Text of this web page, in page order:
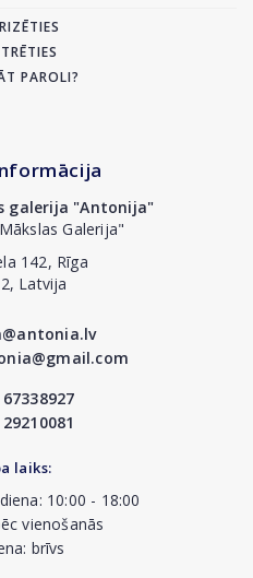
PAROLI?
galerija "Antonija"
Galerija"
142, Rīga
Latvija
laiks:
10:00 - 18:00
vienošanās
brīvs